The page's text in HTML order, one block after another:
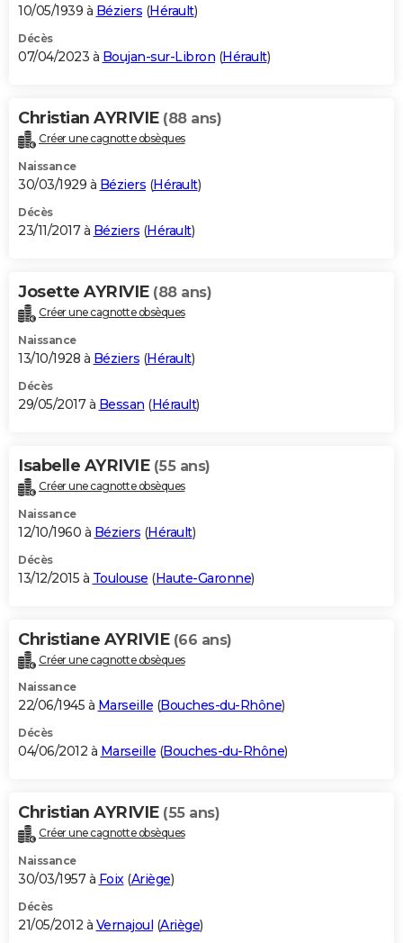
GUIDES D'ACHAT
BONS PLANS
Carte de Noël
Carte Bonne année
Carte Saint-Valentin
Carte Pâques
Carte d'anniversaire
DICTIONNAIRE
Dictionnaire
Biographies
Citations
Expressions
Proverbes
PROGRAMME TV
S'inscrire
Se connecter
Lycées
Collèges
Primaires
Universités
Entreprises
Service militaire
Avis de recherche
AVIS DE DÉCÈS
Bricolage
Lifestyle
Culture
Sport
Auto
Television
Voyage
Cinema
10/05/1939 à Béziers (Hérault)
Décès
07/04/2023 à Boujan-sur-Libron (Hérault)
Christian AYRIVIE (88 ans)
Créer une cagnotte obsèques
Naissance
30/03/1929 à Béziers (Hérault)
Décès
23/11/2017 à Béziers (Hérault)
Josette AYRIVIE (88 ans)
Créer une cagnotte obsèques
Naissance
13/10/1928 à Béziers (Hérault)
Décès
29/05/2017 à Bessan (Hérault)
Isabelle AYRIVIE (55 ans)
Créer une cagnotte obsèques
Naissance
12/10/1960 à Béziers (Hérault)
Décès
13/12/2015 à Toulouse (Haute-Garonne)
Christiane AYRIVIE (66 ans)
Créer une cagnotte obsèques
Naissance
22/06/1945 à Marseille (Bouches-du-Rhône)
Décès
04/06/2012 à Marseille (Bouches-du-Rhône)
Christian AYRIVIE (55 ans)
Créer une cagnotte obsèques
Naissance
30/03/1957 à Foix(Ariège)
Décès
21/05/2012 à Vernajoul (Ariège)